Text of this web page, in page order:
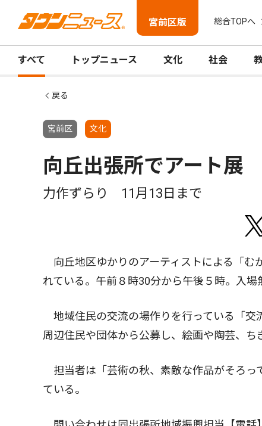
宮前区版 総合TOPへ
すべて トップニュース 文化 社会
戻る
宮前区 文化
向丘出張所でアート展
力作ずらり 11月13日まで
向丘地区ゆかりのアーティストによる「む
れている。午前８時30分から午後５時。入場
地域住民の交流の場作りを行っている「交
周辺住民や団体から公募し、絵画や陶芸、ち
担当者は「芸術の秋、素敵な作品がそろっ
ている。